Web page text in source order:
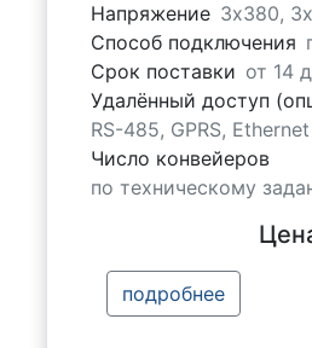
Напряжение 3х380,
Способ подключения
Срок поставки от 14
Удалённый доступ
RS-485, GPRS, Ethernet
Число конвейеров
по техническому
подробнее